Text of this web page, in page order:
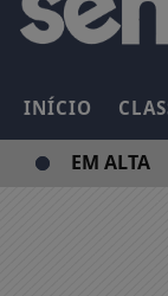
INÍCIO
E PODE
EM ALTA